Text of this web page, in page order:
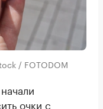
/ FOTODOM
очки с